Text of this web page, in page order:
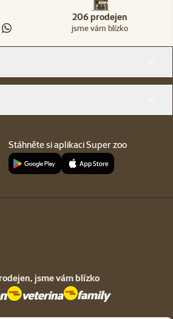
206 prodejen
jsme vám blízko
Stáhněte si aplikaci Super zoo
jsme vám blízko